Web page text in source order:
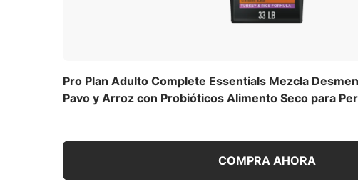
Pro Plan Adulto Complete Essentials Mezcla
Pavo y Arroz con Probióticos Alimento Seco para
COMPRA AHORA